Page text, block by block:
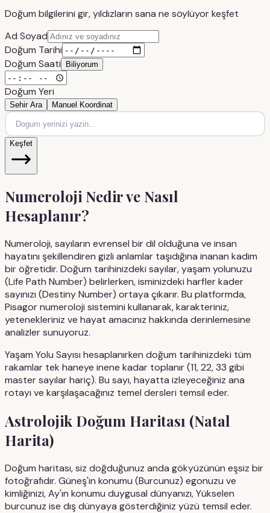
Doğum bilgilerini gir, yıldızların sana ne söylüyor keşfet
Ad Soyad
Doğum Tarihi
Doğum Saati
Biliyorum
Doğum Yeri
Sehir Ara Manuel Koordinat
Keşfet
Numeroloji Nedir ve Nasıl
Hesaplanır?
Numeroloji, sayıların evrensel bir dil olduğuna ve insan
hayatını şekillendiren gizli anlamlar taşıdığına inanan kadim
bir öğretidir. Doğum tarihinizdeki sayılar, yaşam yolunuzu
(Life Path Number) belirlerken, isminizdeki harfler kader
sayınızı (Destiny Number) ortaya çıkarır. Bu platformda,
Pisagor numeroloji sistemini kullanarak, karakteriniz,
yetenekleriniz ve hayat amacınız hakkında derinlemesine
analizler sunuyoruz.
Yaşam Yolu Sayısı hesaplanırken doğum tarihinizdeki tüm
rakamlar tek haneye inene kadar toplanır (11, 22, 33 gibi
master sayılar hariç). Bu sayı, hayatta izleyeceğiniz ana
rotayı ve karşılaşacağınız temel dersleri temsil eder.
Astrolojik Doğum Haritası (Natal
Harita)
Doğum haritası, siz doğduğunuz anda gökyüzünün eşsiz bir
fotoğrafıdır. Güneş'in konumu (Burcunuz) egonuzu ve
kimliğinizi, Ay'ın konumu duygusal dünyanızı, Yükselen
burcunuz ise dış dünyaya gösterdiğiniz yüzü temsil eder.